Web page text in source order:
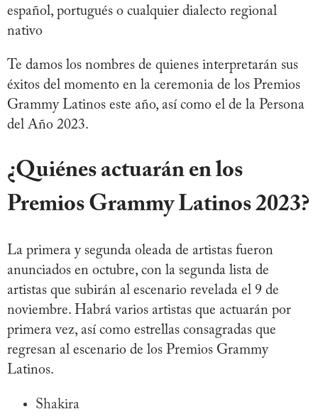
español, portugués o cualquier dialecto regional
nativo
Te damos los nombres de quienes interpretarán sus
éxitos del momento en la ceremonia de los Premios
Grammy Latinos este año, así como el de la Persona
del Año 2023.
¿Quiénes actuarán en los
Premios Grammy Latinos 2023?
La primera y segunda oleada de artistas fueron
anunciados en octubre, con la segunda lista de
artistas que subirán al escenario revelada el 9 de
noviembre. Habrá varios artistas que actuarán por
primera vez, así como estrellas consagradas que
regresan al escenario de los Premios Grammy
Latinos.
Shakira